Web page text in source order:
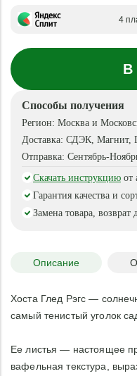
4
В
Способы получения
Регион: Москва и
Доставка: СДЭК, Магнит,
Отправка: Сентябрь-
Скачать инструкцию от
Гарантия качества и
Замена товара, возврат
Описание
Хоста Глед Рэгс —
самый тенистый уголок
Ее листья — настоящее
вафельная текстура,